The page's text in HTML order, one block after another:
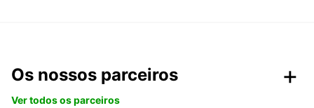
Os nossos parceiros
Ver todos os parceiros